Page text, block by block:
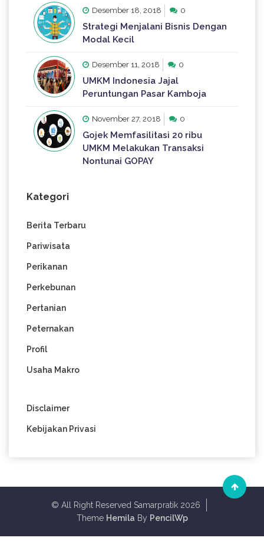
Desember 18, 2018 0
Strategi Menjalani Bisnis Dengan
Modal Kecil
Desember 11, 2018 0
UMKM Indonesia Jajal
Peruntungan Pasar Kamboja
November 27, 2018 0
Gojek Memfasilitasi 20 ribu
UMKM Melakukan Transaksi
Nontunai GOPAY
Kategori
Berita Terbaru
Pariwisata
Perikanan
Perkebunan
Pertanian
Peternakan
Profil
Usaha Makro
Disclaimer
Kebijakan Privasi
© All Right Reserved Samarpratik 2026
Theme Hemila By PencilWp